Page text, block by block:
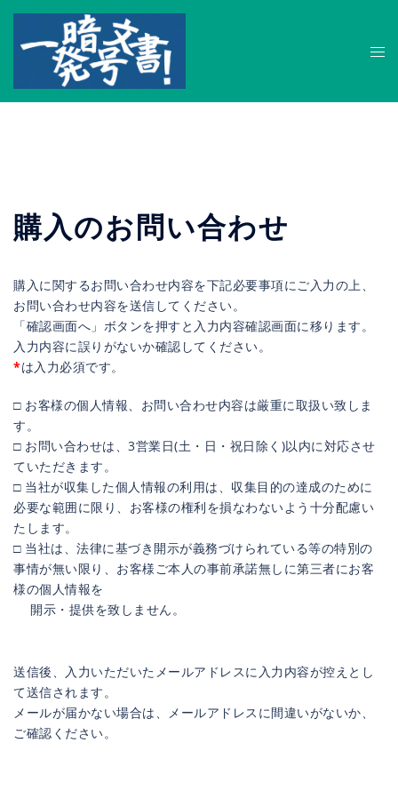
コ
ツ
ト
ル
購入のお問い合わせ
購入に関するお問い合わせ内容を下記必要事項にご入力の上、
お問い合わせ内容を送信してください。
「確認画面へ」ボタンを押すと入力内容確認画面に移ります。
入力内容に誤りがないか確認してください。
*は入力必須です。
□ お客様の個人情報、お問い合わせ内容は厳重に取扱い致しま
す。
□ お問い合わせは、3営業日(土・日・祝日除く)以内に対応させ
ていただきます。
□ 当社が収集した個人情報の利用は、収集目的の達成のために
必要な範囲に限り、お客様の権利を損なわないよう十分配慮い
たします。
□ 当社は、法律に基づき開示が義務づけられている等の特別の
事情が無い限り、お客様ご本人の事前承諾無しに第三者にお客
様の個人情報を
開示・提供を致しません。
送信後、入力いただいたメールアドレスに入力内容が控えとし
て送信されます。
メールが届かない場合は、メールアドレスに間違いがないか、
ご確認ください。